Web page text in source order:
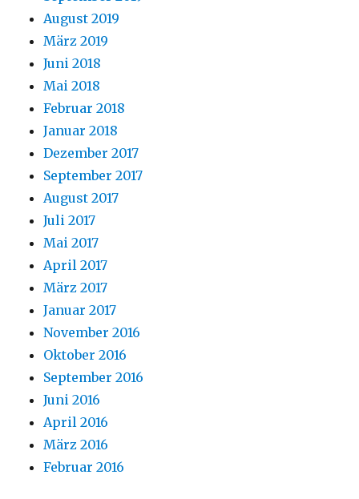
August 2019
März 2019
Juni 2018
Mai 2018
Februar 2018
Januar 2018
Dezember 2017
September 2017
August 2017
Juli 2017
Mai 2017
April 2017
März 2017
Januar 2017
November 2016
Oktober 2016
September 2016
Juni 2016
April 2016
März 2016
Februar 2016